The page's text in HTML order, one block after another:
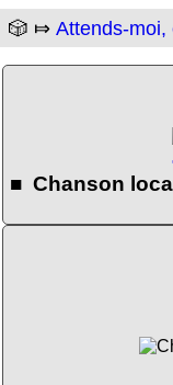
🎲 ⤇ Attends-moi,
■ Chanson